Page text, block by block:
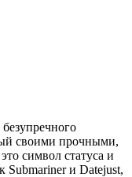
своими прочными,
символ статуса и
Submariner и Datejust,